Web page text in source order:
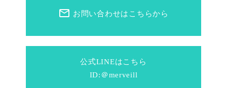
公式LINEはこちら
ID:＠merveill
mail_outline お問い合わせはこちらから